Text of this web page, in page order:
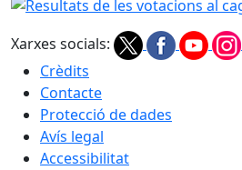
Xarxes socials:
Crèdits
Contacte
Protecció de dades
Avís legal
Accessibilitat